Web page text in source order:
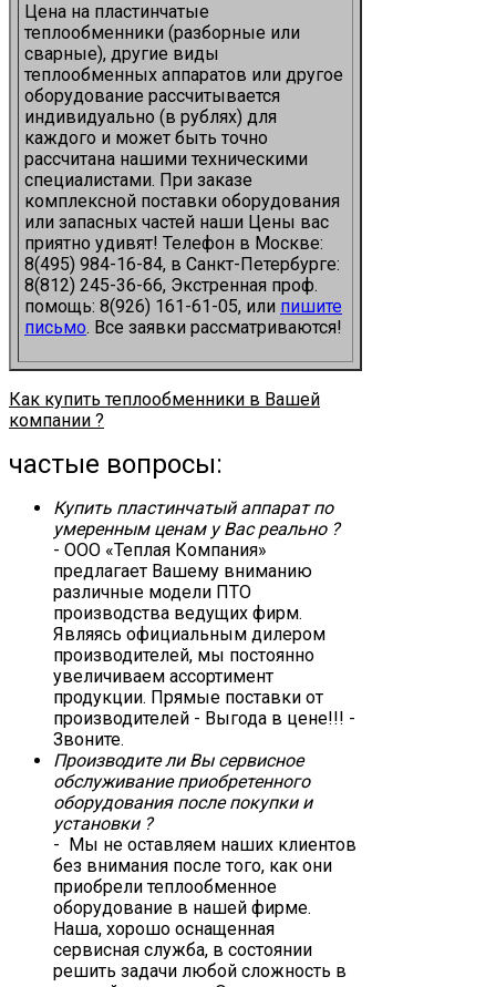
Цена на пластинчатые
теплообменники (разборные или
сварные), другие виды
теплообменных аппаратов или другое
оборудование рассчитывается
индивидуально (в рублях) для
каждого и может быть точно
рассчитана нашими техническими
специалистами. При заказе
комплексной поставки оборудования
или запасных частей наши Цены вас
приятно удивят! Телефон в Москве:
8(495) 984-16-84, в Санкт-Петербурге:
8(812) 245-36-66, Экстренная проф.
помощь: 8(926) 161-61-05, или пишите
письмо. Все заявки рассматриваются!
Как купить теплообменники в Вашей
компании ?
частые вопросы:
Купить пластинчатый аппарат по
умеренным ценам у Вас реально ?
- ООО «Теплая Компания»
предлагает Вашему вниманию
различные модели ПТО
производства ведущих фирм.
Являясь официальным дилером
производителей, мы постоянно
увеличиваем ассортимент
продукции. Прямые поставки от
производителей - Выгода в цене!!! -
Звоните.
Производите ли Вы сервисное
обслуживание приобретенного
оборудования после покупки и
установки ?
- Мы не оставляем наших клиентов
без внимания после того, как они
приобрели теплообменное
оборудование в нашей фирме.
Наша, хорошо оснащенная
сервисная служба, в состоянии
решить задачи любой сложность в